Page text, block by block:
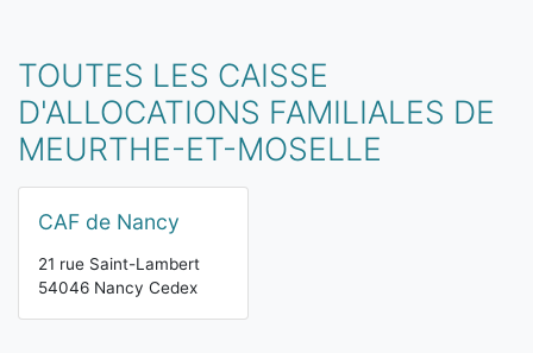
TOUTES LES CAISSE
D'ALLOCATIONS FAMILIALES DE
MEURTHE-ET-MOSELLE
CAF de Nancy
21 rue Saint-Lambert
54046 Nancy Cedex